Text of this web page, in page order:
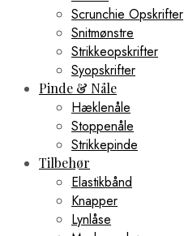
Scrunchie Opskrifter
Snitmønstre
Strikkeopskrifter
Syopskrifter
Pinde & Nåle
Hæklenåle
Stoppenåle
Strikkepinde
Tilbehør
Elastikbånd
Knapper
Lynlåse